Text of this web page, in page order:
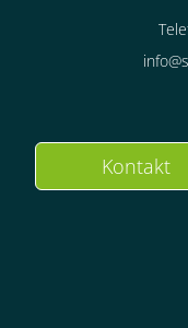
Kontakt